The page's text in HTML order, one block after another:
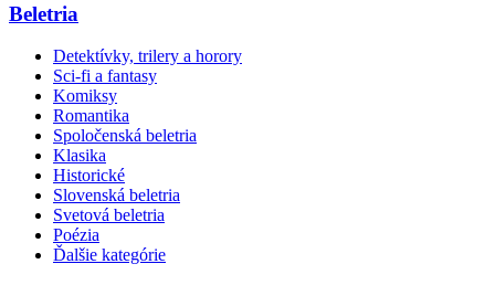
Beletria
Detektívky, trilery a horory
Sci-fi a fantasy
Komiksy
Romantika
Spoločenská beletria
Klasika
Historické
Slovenská beletria
Svetová beletria
Poézia
Ďalšie kategórie